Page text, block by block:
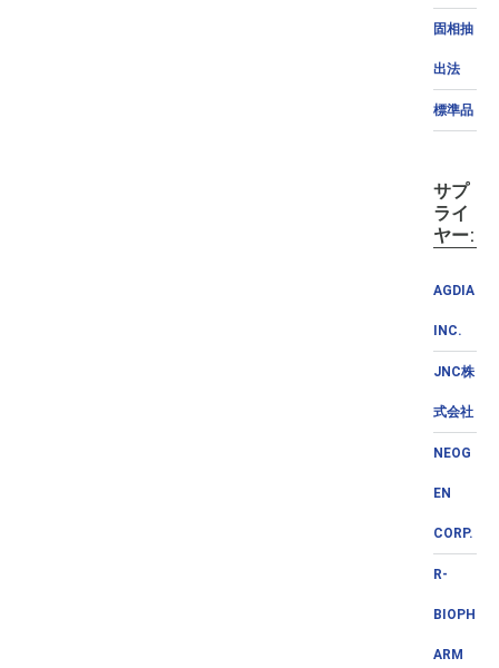
固相抽
出法
標準品
サプ
ライ
ヤー:
AGDIA
INC.
JNC株
式会社
NEOG
EN
CORP.
R-
BIOPH
ARM